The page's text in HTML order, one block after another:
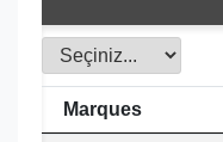
Marques